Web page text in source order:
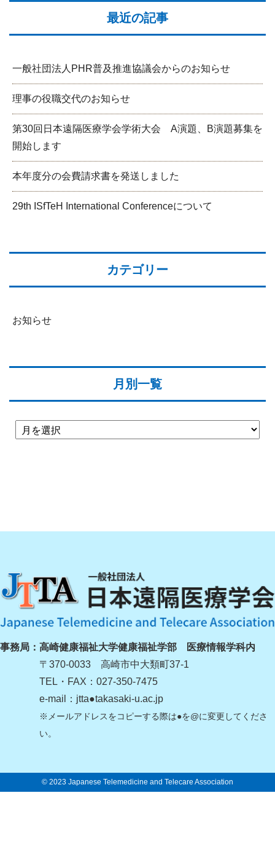
最近の記事
一般社団法人PHR普及推進協議会からのお知らせ
理事の役職交代のお知らせ
第30回日本遠隔医療学会学術大会 A演題、B演題募集を
開始します
本年度分の会費請求書を発送しました
29th ISfTeH International Conferenceについて
カテゴリー
お知らせ
月別一覧
事務局： 高崎健康福祉大学健康福祉学部 医療情報学科内
〒370-0033 高崎市中大類町37-1
TEL・FAX：027-350-7475
e-mail：jtta●takasaki-u.ac.jp
※メールアドレスをコピーする際は●を@に変更してくださ
い。
© 2023 Japanese Telemedicine and Telecare Association